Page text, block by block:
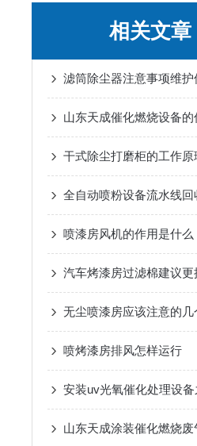
相关文章
滤筒除尘器注意事项维护
山东天成催化燃烧设备的
干式除尘打磨柜的工作原
喷漆房风机的作用是什么
汽车烤漆房过滤棉建议更
无尘喷漆房应该注意的几
喷烤漆房排风怎样运行